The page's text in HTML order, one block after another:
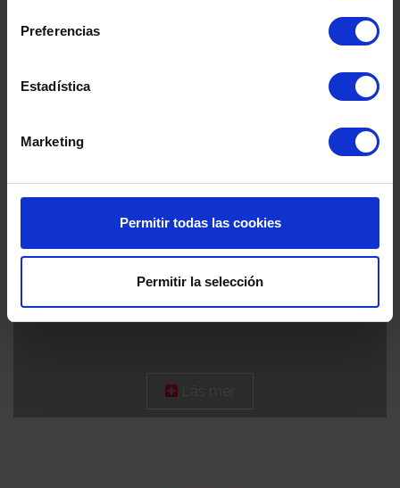
Preferencias
Estadística
Marketing
Permitir todas las cookies
Permitir la selección